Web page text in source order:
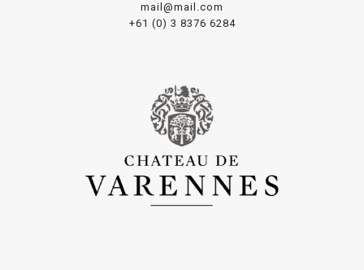
mail@mail.com
+61 (0) 3 8376 6284